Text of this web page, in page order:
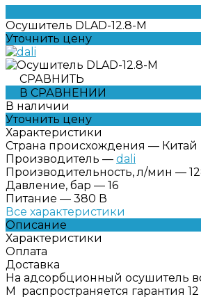
Осушитель DLAD-12.8-M
Уточнить цену
СРАВНИТЬ
В СРАВНЕНИИ
В наличии
Уточнить цену
Характеристики
Страна происхождения — Китай
Производитель — dali
Производительность, л/мин —
Давление, бар — 16
Питание — 380 В
Все характеристики
Описание
Характеристики
Оплата
Доставка
На адсорбционный осушитель
M распространяется гарантия